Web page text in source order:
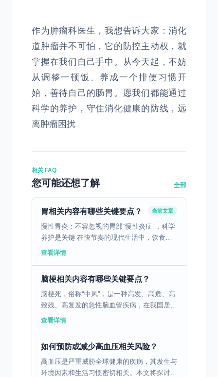
作为肿瘤科医生，我想告诉大家：消化
道肿瘤并不可怕，它的防控主动权，就
掌握在我们自己手中。从今天起，不妨
从调整一顿饭、养成一个排便习惯开
始，善待自己的肠胃。愿我们都能通过
科学的养护，守住消化健康的防线，远
离肿瘤困扰
相关 FAQ
您可能还想了解 全部
胃相关内容有哪些关键要点？ 当前文章
慢性胃炎：不容忽视的胃部“慢性炎症”，科学
养护是关键 在快节奏的现代生活中，饮食不
规律、暴饮暴食、压力过大等问题，让慢性胃
查看详情
脑梗相关内容有哪些关键要点？
脑梗死，俗称“中风”，是一种高发、高危、高
致残、高复发的急性脑血管疾病，在我国居民
死因顺位中长期位居前列。它发病突然、进展
查看详情
如何预防或减少高血压相关风险？
高血压是严重威胁全球健康的疾病，其发生与
环境因素和生活习惯密切相关。本文将探讨这